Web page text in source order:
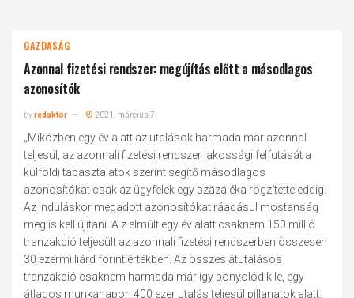
GAZDASÁG
Azonnal fizetési rendszer: megújítás előtt a másodlagos
azonosítók
byredaktor 2021. március 7.
„Miközben egy év alatt az utalások harmada már azonnal
teljesül, az azonnali fizetési rendszer lakossági felfutását a
külföldi tapasztalatok szerint segítő másodlagos
azonosítókat csak az ügyfelek egy százaléka rögzítette eddig.
Az induláskor megadott azonosítókat ráadásul mostanság
meg is kell újítani. A z elmúlt egy év alatt csaknem 150 millió
tranzakció teljesült az azonnali fizetési rendszerben összesen
30 ezermil­liárd forint értékben. Az összes átutalásos
tranzakció csaknem harmada már így bonyolódik le, egy
átlagos munkanapon 400 ezer utalás teljesül pillanatok alatt: